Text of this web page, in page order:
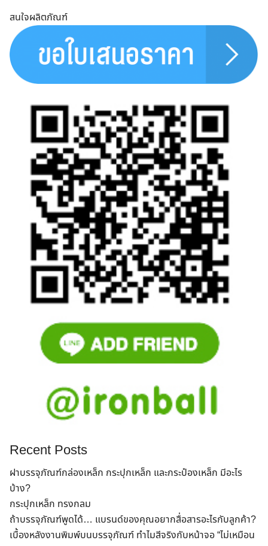
สนใจผลิตภัณฑ์
Recent Posts
ฝาบรรจุภัณฑ์กล่องเหล็ก กระปุกเหล็ก และกระป๋องเหล็ก มีอะไร
บ้าง?
กระปุกเหล็ก ทรงกลม
ถ้าบรรจุภัณฑ์พูดได้… แบรนด์ของคุณอยากสื่อสารอะไรกับลูกค้า?
เบื้องหลังงานพิมพ์บนบรรจุภัณฑ์ ทำไมสีจริงกับหน้าจอ “ไม่เหมือน